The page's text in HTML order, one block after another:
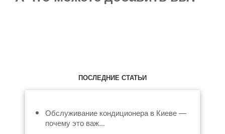
ПОСЛЕДНИЕ СТАТЬИ
Обслуживание кондиционера в Киеве —
почему это важ...